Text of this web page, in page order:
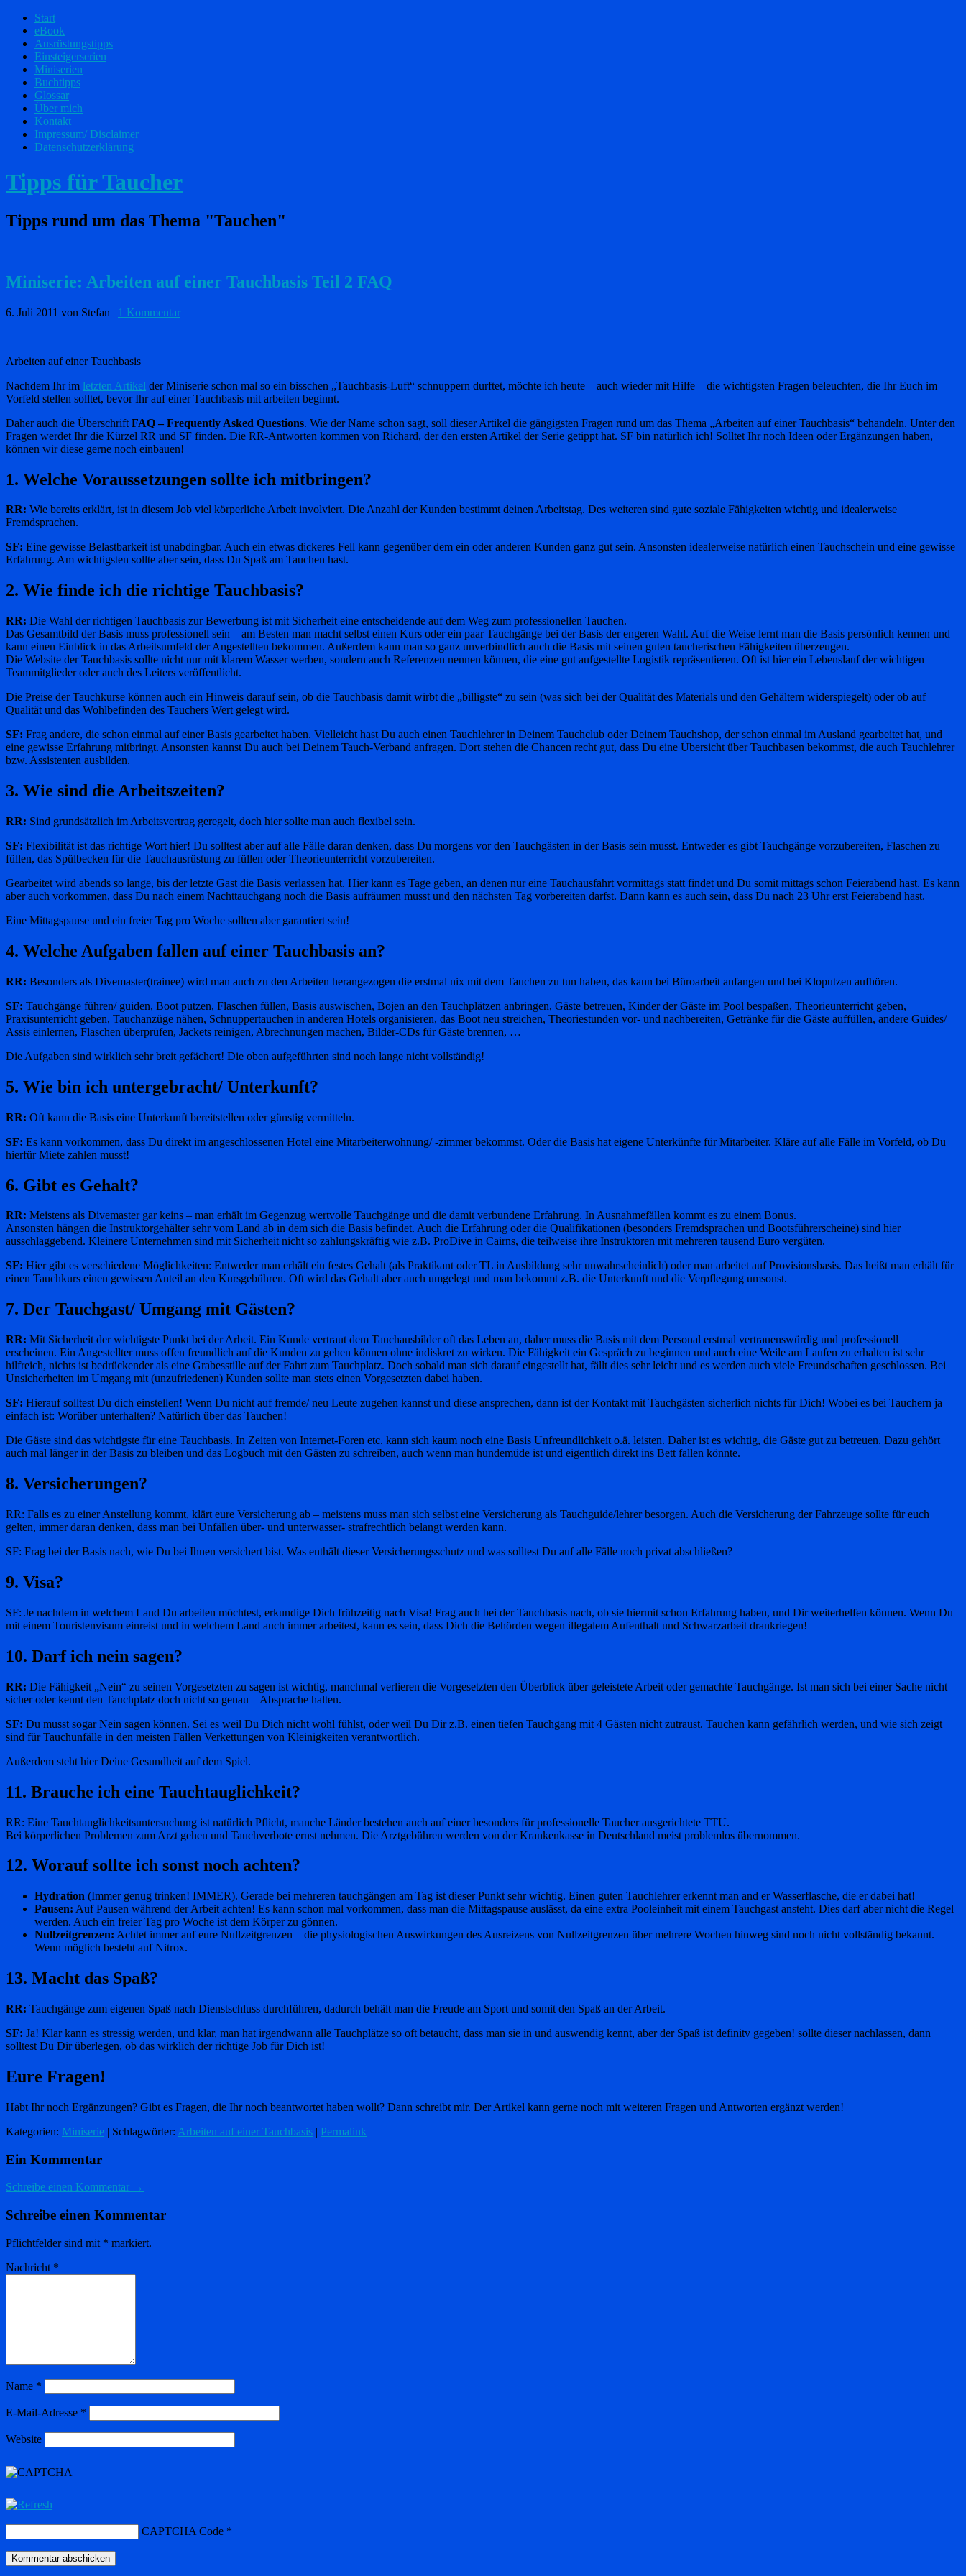
Start
eBook
Ausrüstungstipps
Einsteigerserien
Miniserien
Buchtipps
Glossar
Über mich
Kontakt
Impressum/ Disclaimer
Datenschutzerklärung
Tipps für Taucher
Tipps rund um das Thema "Tauchen"
Miniserie: Arbeiten auf einer Tauchbasis Teil 2 FAQ
6. Juli 2011 von Stefan | 1 Kommentar
Arbeiten auf einer Tauchbasis
Nachdem Ihr im letzten Artikel der Miniserie schon mal so ein bisschen „Tauchbasis-Luft“ schnuppern durftet, möchte ich heute – auch wieder mit Hilfe – die wichtigsten Fragen beleuchten, die Ihr Euch im
Vorfeld stellen solltet, bevor Ihr auf einer Tauchbasis mit arbeiten beginnt.
Daher auch die Überschrift FAQ – Frequently Asked Questions. Wie der Name schon sagt, soll dieser Artikel die gängigsten Fragen rund um das Thema „Arbeiten auf einer Tauchbasis“ behandeln. Unter den
Fragen werdet Ihr die Kürzel RR und SF finden. Die RR-Antworten kommen von Richard, der den ersten Artikel der Serie getippt hat. SF bin natürlich ich! Solltet Ihr noch Ideen oder Ergänzungen haben,
können wir diese gerne noch einbauen!
1. Welche Voraussetzungen sollte ich mitbringen?
RR: Wie bereits erklärt, ist in diesem Job viel körperliche Arbeit involviert. Die Anzahl der Kunden bestimmt deinen Arbeitstag. Des weiteren sind gute soziale Fähigkeiten wichtig und idealerweise
Fremdsprachen.
SF: Eine gewisse Belastbarkeit ist unabdingbar. Auch ein etwas dickeres Fell kann gegenüber dem ein oder anderen Kunden ganz gut sein. Ansonsten idealerweise natürlich einen Tauchschein und eine gewisse
Erfahrung. Am wichtigsten sollte aber sein, dass Du Spaß am Tauchen hast.
2. Wie finde ich die richtige Tauchbasis?
RR: Die Wahl der richtigen Tauchbasis zur Bewerbung ist mit Sicherheit eine entscheidende auf dem Weg zum professionellen Tauchen.
Das Gesamtbild der Basis muss professionell sein – am Besten man macht selbst einen Kurs oder ein paar Tauchgänge bei der Basis der engeren Wahl. Auf die Weise lernt man die Basis persönlich kennen und
kann einen Einblick in das Arbeitsumfeld der Angestellten bekommen. Außerdem kann man so ganz unverbindlich auch die Basis mit seinen guten taucherischen Fähigkeiten überzeugen.
Die Website der Tauchbasis sollte nicht nur mit klarem Wasser werben, sondern auch Referenzen nennen können, die eine gut aufgestellte Logistik repräsentieren. Oft ist hier ein Lebenslauf der wichtigen
Teammitglieder oder auch des Leiters veröffentlicht.
Die Preise der Tauchkurse können auch ein Hinweis darauf sein, ob die Tauchbasis damit wirbt die „billigste“ zu sein (was sich bei der Qualität des Materials und den Gehältern widerspiegelt) oder ob auf
Qualität und das Wohlbefinden des Tauchers Wert gelegt wird.
SF: Frag andere, die schon einmal auf einer Basis gearbeitet haben. Vielleicht hast Du auch einen Tauchlehrer in Deinem Tauchclub oder Deinem Tauchshop, der schon einmal im Ausland gearbeitet hat, und
eine gewisse Erfahrung mitbringt. Ansonsten kannst Du auch bei Deinem Tauch-Verband anfragen. Dort stehen die Chancen recht gut, dass Du eine Übersicht über Tauchbasen bekommst, die auch Tauchlehrer
bzw. Assistenten ausbilden.
3. Wie sind die Arbeitszeiten?
RR: Sind grundsätzlich im Arbeitsvertrag geregelt, doch hier sollte man auch flexibel sein.
SF: Flexibilität ist das richtige Wort hier! Du solltest aber auf alle Fälle daran denken, dass Du morgens vor den Tauchgästen in der Basis sein musst. Entweder es gibt Tauchgänge vorzubereiten, Flaschen zu
füllen, das Spülbecken für die Tauchausrüstung zu füllen oder Theorieunterricht vorzubereiten.
Gearbeitet wird abends so lange, bis der letzte Gast die Basis verlassen hat. Hier kann es Tage geben, an denen nur eine Tauchausfahrt vormittags statt findet und Du somit mittags schon Feierabend hast. Es kann
aber auch vorkommen, dass Du nach einem Nachttauchgang noch die Basis aufräumen musst und den nächsten Tag vorbereiten darfst. Dann kann es auch sein, dass Du nach 23 Uhr erst Feierabend hast.
Eine Mittagspause und ein freier Tag pro Woche sollten aber garantiert sein!
4. Welche Aufgaben fallen auf einer Tauchbasis an?
RR: Besonders als Divemaster(trainee) wird man auch zu den Arbeiten herangezogen die erstmal nix mit dem Tauchen zu tun haben, das kann bei Büroarbeit anfangen und bei Kloputzen aufhören.
SF: Tauchgänge führen/ guiden, Boot putzen, Flaschen füllen, Basis auswischen, Bojen an den Tauchplätzen anbringen, Gäste betreuen, Kinder der Gäste im Pool bespaßen, Theorieunterricht geben,
Praxisunterricht geben, Tauchanzüge nähen, Schnuppertauchen in anderen Hotels organisieren, das Boot neu streichen, Theoriestunden vor- und nachbereiten, Getränke für die Gäste auffüllen, andere Guides/
Assis einlernen, Flaschen überprüfen, Jackets reinigen, Abrechnungen machen, Bilder-CDs für Gäste brennen, …
Die Aufgaben sind wirklich sehr breit gefächert! Die oben aufgeführten sind noch lange nicht vollständig!
5. Wie bin ich untergebracht/ Unterkunft?
RR: Oft kann die Basis eine Unterkunft bereitstellen oder günstig vermitteln.
SF: Es kann vorkommen, dass Du direkt im angeschlossenen Hotel eine Mitarbeiterwohnung/ -zimmer bekommst. Oder die Basis hat eigene Unterkünfte für Mitarbeiter. Kläre auf alle Fälle im Vorfeld, ob Du
hierfür Miete zahlen musst!
6. Gibt es Gehalt?
RR: Meistens als Divemaster gar keins – man erhält im Gegenzug wertvolle Tauchgänge und die damit verbundene Erfahrung. In Ausnahmefällen kommt es zu einem Bonus.
Ansonsten hängen die Instruktorgehälter sehr vom Land ab in dem sich die Basis befindet. Auch die Erfahrung oder die Qualifikationen (besonders Fremdsprachen und Bootsführerscheine) sind hier
ausschlaggebend. Kleinere Unternehmen sind mit Sicherheit nicht so zahlungskräftig wie z.B. ProDive in Cairns, die teilweise ihre Instruktoren mit mehreren tausend Euro vergüten.
SF: Hier gibt es verschiedene Möglichkeiten: Entweder man erhält ein festes Gehalt (als Praktikant oder TL in Ausbildung sehr unwahrscheinlich) oder man arbeitet auf Provisionsbasis. Das heißt man erhält für
einen Tauchkurs einen gewissen Anteil an den Kursgebühren. Oft wird das Gehalt aber auch umgelegt und man bekommt z.B. die Unterkunft und die Verpflegung umsonst.
7. Der Tauchgast/ Umgang mit Gästen?
RR: Mit Sicherheit der wichtigste Punkt bei der Arbeit. Ein Kunde vertraut dem Tauchausbilder oft das Leben an, daher muss die Basis mit dem Personal erstmal vertrauenswürdig und professionell
erscheinen. Ein Angestellter muss offen freundlich auf die Kunden zu gehen können ohne indiskret zu wirken. Die Fähigkeit ein Gespräch zu beginnen und auch eine Weile am Laufen zu erhalten ist sehr
hilfreich, nichts ist bedrückender als eine Grabesstille auf der Fahrt zum Tauchplatz. Doch sobald man sich darauf eingestellt hat, fällt dies sehr leicht und es werden auch viele Freundschaften geschlossen. Bei
Unsicherheiten im Umgang mit (unzufriedenen) Kunden sollte man stets einen Vorgesetzten dabei haben.
SF: Hierauf solltest Du dich einstellen! Wenn Du nicht auf fremde/ neu Leute zugehen kannst und diese ansprechen, dann ist der Kontakt mit Tauchgästen sicherlich nichts für Dich! Wobei es bei Tauchern ja
einfach ist: Worüber unterhalten? Natürlich über das Tauchen!
Die Gäste sind das wichtigste für eine Tauchbasis. In Zeiten von Internet-Foren etc. kann sich kaum noch eine Basis Unfreundlichkeit o.ä. leisten. Daher ist es wichtig, die Gäste gut zu betreuen. Dazu gehört
auch mal länger in der Basis zu bleiben und das Logbuch mit den Gästen zu schreiben, auch wenn man hundemüde ist und eigentlich direkt ins Bett fallen könnte.
8. Versicherungen?
RR: Falls es zu einer Anstellung kommt, klärt eure Versicherung ab – meistens muss man sich selbst eine Versicherung als Tauchguide/lehrer besorgen. Auch die Versicherung der Fahrzeuge sollte für euch
gelten, immer daran denken, dass man bei Unfällen über- und unterwasser- strafrechtlich belangt werden kann.
SF: Frag bei der Basis nach, wie Du bei Ihnen versichert bist. Was enthält dieser Versicherungsschutz und was solltest Du auf alle Fälle noch privat abschließen?
9. Visa?
SF: Je nachdem in welchem Land Du arbeiten möchtest, erkundige Dich frühzeitig nach Visa! Frag auch bei der Tauchbasis nach, ob sie hiermit schon Erfahrung haben, und Dir weiterhelfen können. Wenn Du
mit einem Touristenvisum einreist und in welchem Land auch immer arbeitest, kann es sein, dass Dich die Behörden wegen illegalem Aufenthalt und Schwarzarbeit drankriegen!
10. Darf ich nein sagen?
RR: Die Fähigkeit „Nein“ zu seinen Vorgesetzten zu sagen ist wichtig, manchmal verlieren die Vorgesetzten den Überblick über geleistete Arbeit oder gemachte Tauchgänge. Ist man sich bei einer Sache nicht
sicher oder kennt den Tauchplatz doch nicht so genau – Absprache halten.
SF: Du musst sogar Nein sagen können. Sei es weil Du Dich nicht wohl fühlst, oder weil Du Dir z.B. einen tiefen Tauchgang mit 4 Gästen nicht zutraust. Tauchen kann gefährlich werden, und wie sich zeigt
sind für Tauchunfälle in den meisten Fällen Verkettungen von Kleinigkeiten verantwortlich.
Außerdem steht hier Deine Gesundheit auf dem Spiel.
11. Brauche ich eine Tauchtauglichkeit?
RR: Eine Tauchtauglichkeitsuntersuchung ist natürlich Pflicht, manche Länder bestehen auch auf einer besonders für professionelle Taucher ausgerichtete TTU.
Bei körperlichen Problemen zum Arzt gehen und Tauchverbote ernst nehmen. Die Arztgebühren werden von der Krankenkasse in Deutschland meist problemlos übernommen.
12. Worauf sollte ich sonst noch achten?
Hydration (Immer genug trinken! IMMER). Gerade bei mehreren tauchgängen am Tag ist dieser Punkt sehr wichtig. Einen guten Tauchlehrer erkennt man and er Wasserflasche, die er dabei hat!
Pausen: Auf Pausen während der Arbeit achten! Es kann schon mal vorkommen, dass man die Mittagspause auslässt, da eine extra Pooleinheit mit einem Tauchgast ansteht. Dies darf aber nicht die Regel
werden. Auch ein freier Tag pro Woche ist dem Körper zu gönnen.
Nullzeitgrenzen: Achtet immer auf eure Nullzeitgrenzen – die physiologischen Auswirkungen des Ausreizens von Nullzeitgrenzen über mehrere Wochen hinweg sind noch nicht vollständig bekannt.
Wenn möglich besteht auf Nitrox.
13. Macht das Spaß?
RR: Tauchgänge zum eigenen Spaß nach Dienstschluss durchführen, dadurch behält man die Freude am Sport und somit den Spaß an der Arbeit.
SF: Ja! Klar kann es stressig werden, und klar, man hat irgendwann alle Tauchplätze so oft betaucht, dass man sie in und auswendig kennt, aber der Spaß ist definitv gegeben! sollte dieser nachlassen, dann
solltest Du Dir überlegen, ob das wirklich der richtige Job für Dich ist!
Eure Fragen!
Habt Ihr noch Ergänzungen? Gibt es Fragen, die Ihr noch beantwortet haben wollt? Dann schreibt mir. Der Artikel kann gerne noch mit weiteren Fragen und Antworten ergänzt werden!
Kategorien: Miniserie | Schlagwörter: Arbeiten auf einer Tauchbasis | Permalink
Ein Kommentar
Schreibe einen Kommentar →
Schreibe einen Kommentar
Pflichtfelder sind mit * markiert.
Nachricht *
Name *
E-Mail-Adresse *
Website
CAPTCHA Code *